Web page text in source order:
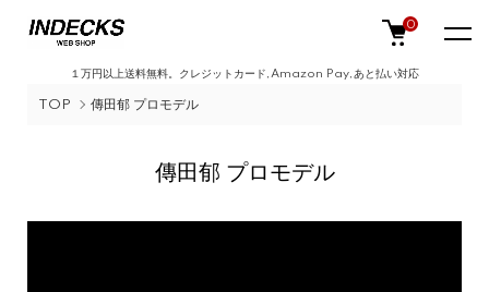
１万円以上送料無料。クレジットカード,Amazon Pay,あと払い対応
0
TOP 傳田郁 プロモデル
傳田郁 プロモデル